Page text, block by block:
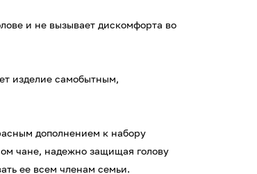
и не вызывает дискомфорта во
изделие самобытным,
дополнением к набору
чане, надежно защищая голову
ее всем членам семьи.